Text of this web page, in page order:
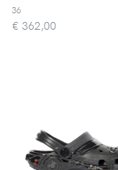
36
€ 362,00